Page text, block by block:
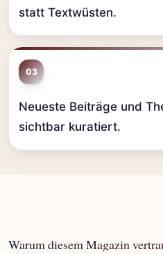
statt Textwüsten.
03
Neueste Beiträge und
sichtbar kuratiert.
Warum diesem Magazin